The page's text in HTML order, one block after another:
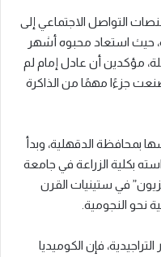
عامه الـ86، تحولت منصات التواصل الاجتماعي إلى
حيث استعاد محبوه أشهر
مؤكدين أن عادل إمام لم
جزءًا مهمًا من الذاكرة
في 17 مايو 1940 بقرية شها بمحافظة الدقهلية، وبدأ
بكلية الزراعة في جامعة
في ستينيات القرن
نحو النجومية.
فإن الكوميديا